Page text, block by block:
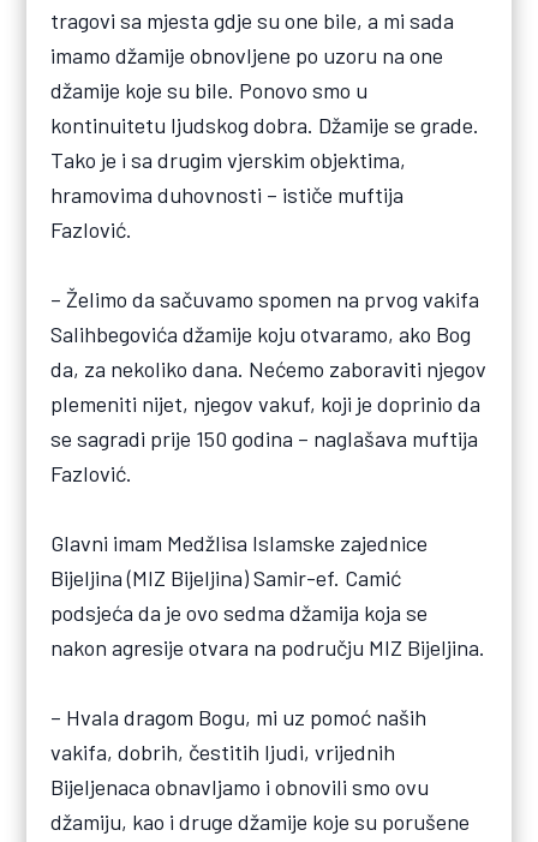
tragovi sa mjesta gdje su one bile, a mi sada
imamo džamije obnovljene po uzoru na one
džamije koje su bile. Ponovo smo u
kontinuitetu ljudskog dobra. Džamije se grade.
Tako je i sa drugim vjerskim objektima,
hramovima duhovnosti – ističe muftija
Fazlović.
– Želimo da sačuvamo spomen na prvog vakifa
Salihbegovića džamije koju otvaramo, ako Bog
da, za nekoliko dana. Nećemo zaboraviti njegov
plemeniti nijet, njegov vakuf, koji je doprinio da
se sagradi prije 150 godina – naglašava muftija
Fazlović.
Glavni imam Medžlisa Islamske zajednice
Bijeljina (MIZ Bijeljina) Samir-ef. Camić
podsjeća da je ovo sedma džamija koja se
nakon agresije otvara na području MIZ Bijeljina.
– Hvala dragom Bogu, mi uz pomoć naših
vakifa, dobrih, čestitih ljudi, vrijednih
Bijeljenaca obnavljamo i obnovili smo ovu
džamiju, kao i druge džamije koje su porušene